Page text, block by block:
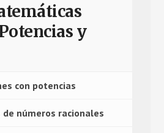
y
con potencias
de números racionales